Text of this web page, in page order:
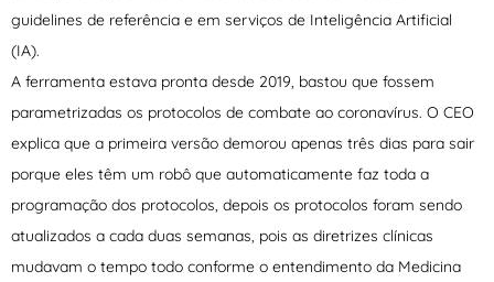
guidelines de referência e em serviços de Inteligência Artificial
(IA).
A ferramenta estava pronta desde 2019, bastou que fossem
parametrizadas os protocolos de combate ao coronavírus. O CEO
explica que a primeira versão demorou apenas três dias para sair
porque eles têm um robô que automaticamente faz toda a
programação dos protocolos, depois os protocolos foram sendo
atualizados a cada duas semanas, pois as diretrizes clínicas
mudavam o tempo todo conforme o entendimento da Medicina